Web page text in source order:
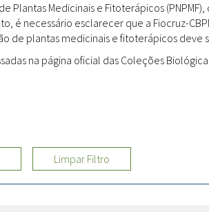
Sites
Plantas Medicinais e Fitoterápicos
é necessário esclarecer que a Fiocruz-
de plantas medicinais e fitoterápicos deve
na página oficial das Coleções
Limpar Filtro